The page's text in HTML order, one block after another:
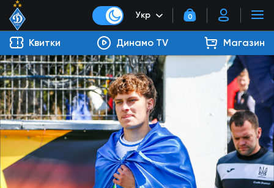
Укр 0
Квитки Динамо TV Магазин